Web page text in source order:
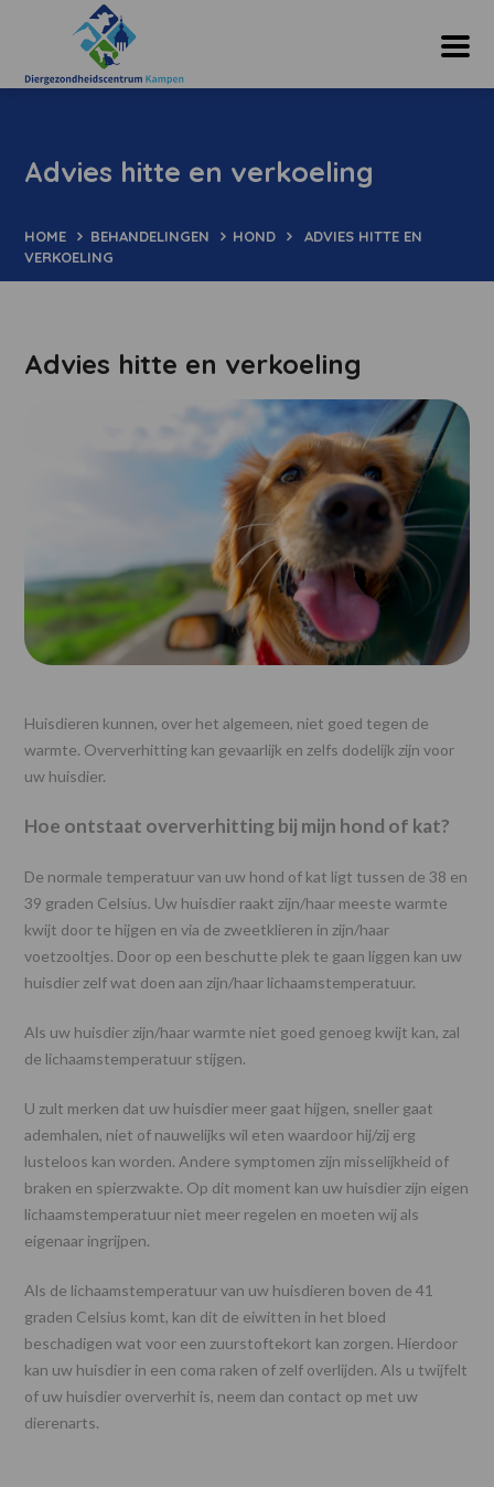
Advies hitte en verkoeling
HOME BEHANDELINGEN HOND
ADVIES HITTE EN
VERKOELING
Advies hitte en verkoeling
Huisdieren kunnen, over het algemeen, niet goed tegen de
warmte. Oververhitting kan gevaarlijk en zelfs dodelijk zijn voor
uw huisdier.
Hoe ontstaat oververhitting bij mijn hond of kat?
De normale temperatuur van uw hond of kat ligt tussen de 38 en
39 graden Celsius. Uw huisdier raakt zijn/haar meeste warmte
kwijt door te hijgen en via de zweetklieren in zijn/haar
voetzooltjes. Door op een beschutte plek te gaan liggen kan uw
huisdier zelf wat doen aan zijn/haar lichaamstemperatuur.
Als uw huisdier zijn/haar warmte niet goed genoeg kwijt kan, zal
de lichaamstemperatuur stijgen.
U zult merken dat uw huisdier meer gaat hijgen, sneller gaat
ademhalen, niet of nauwelijks wil eten waardoor hij/zij erg
lusteloos kan worden. Andere symptomen zijn misselijkheid of
braken en spierzwakte. Op dit moment kan uw huisdier zijn eigen
lichaamstemperatuur niet meer regelen en moeten wij als
eigenaar ingrijpen.
Als de lichaamstemperatuur van uw huisdieren boven de 41
graden Celsius komt, kan dit de eiwitten in het bloed
beschadigen wat voor een zuurstoftekort kan zorgen. Hierdoor
kan uw huisdier in een coma raken of zelf overlijden. Als u twijfelt
of uw huisdier oververhit is, neem dan contact op met uw
dierenarts.